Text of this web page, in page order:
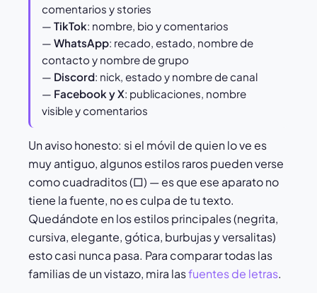
comentarios y stories
— TikTok: nombre, bio y comentarios
— WhatsApp: recado, estado, nombre de
contacto y nombre de grupo
— Discord: nick, estado y nombre de canal
— Facebook y X: publicaciones, nombre
visible y comentarios
Un aviso honesto: si el móvil de quien lo ve es
muy antiguo, algunos estilos raros pueden verse
como cuadraditos (□) — es que ese aparato no
tiene la fuente, no es culpa de tu texto.
Quedándote en los estilos principales (negrita,
cursiva, elegante, gótica, burbujas y versalitas)
esto casi nunca pasa. Para comparar todas las
familias de un vistazo, mira lasfuentes de letras.